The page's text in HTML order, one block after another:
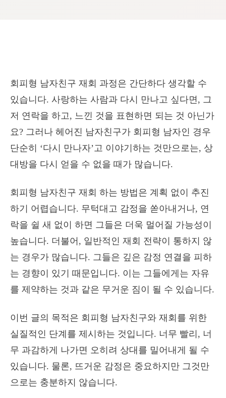
회피형 남자친구 재회 과정은 간단하다 생각할 수
있습니다. 사랑하는 사람과 다시 만나고 싶다면, 그
저 연락을 하고, 느낀 것을 표현하면 되는 것 아닌가
요? 그러나 헤어진 남자친구가 회피형 남자인 경우
단순히 ‘다시 만나자’고 이야기하는 것만으로는, 상
대방을 다시 얻을 수 없을 때가 많습니다.
회피형 남자친구 재회 하는 방법은 계획 없이 추진
하기 어렵습니다. 무턱대고 감정을 쏟아내거나, 연
락을 쉴 새 없이 하면 그들은 더욱 멀어질 가능성이
높습니다. 더불어, 일반적인 재회 전략이 통하지 않
는 경우가 많습니다. 그들은 깊은 감정 연결을 피하
는 경향이 있기 때문입니다. 이는 그들에게는 자유
를 제약하는 것과 같은 무거운 짐이 될 수 있습니다.
이번 글의 목적은 회피형 남자친구와 재회를 위한
실질적인 단계를 제시하는 것입니다. 너무 빨리, 너
무 과감하게 나가면 오히려 상대를 밀어내게 될 수
있습니다. 물론, 뜨거운 감정은 중요하지만 그것만
으로는 충분하지 않습니다.